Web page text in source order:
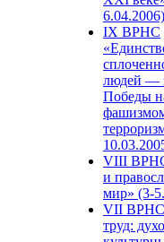
6.04.2006)
IX ВРНС
людей —
Победы
VIII
и
мир» (3-
VII ВРНС
труд: